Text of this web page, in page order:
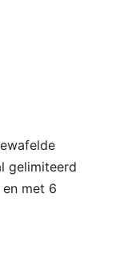
gelimiteerd
met 6